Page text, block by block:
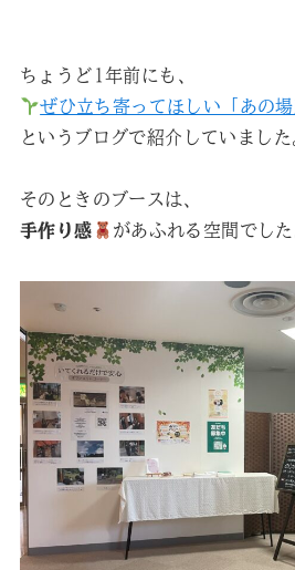
ちょうど1年前にも、
ぜひ立ち寄ってほしい「あの場
というブログで紹介していました
そのときのブースは、
手作り感
があふれる空間でした